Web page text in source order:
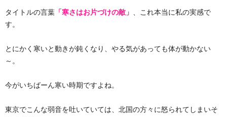
タイトルの言葉 「寒さはお片づけの敵」
、これ本当に私の実感で
す。
とにかく寒いと動きが鈍くなり、やる気があっても体が動かない
～。
今がいちばーん寒い時期ですよね。
東京でこんな弱音を吐いていては、北国の方々に怒られてしまいそ